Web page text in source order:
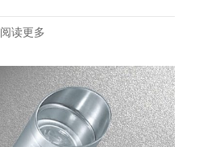
阅读更多